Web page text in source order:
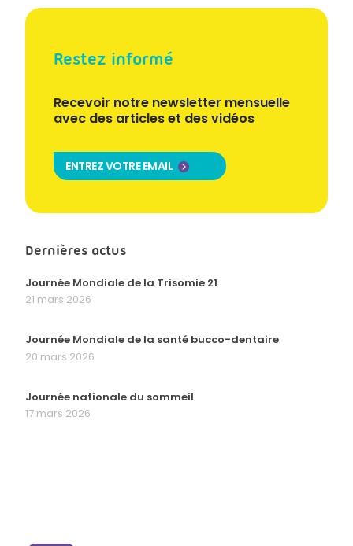
Restez informé
Recevoir notre newsletter mensuelle
avec des articles et des vidéos
ENTREZ VOTRE EMAIL
Dernières actus
Journée Mondiale de la Trisomie 21
21 mars 2026
Journée Mondiale de la santé bucco-dentaire
20 mars 2026
Journée nationale du sommeil
17 mars 2026